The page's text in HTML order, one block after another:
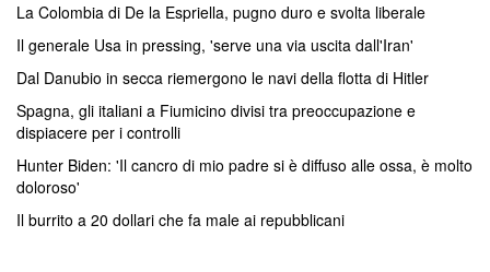
La Colombia di De la Espriella, pugno duro e svolta liberale
Il generale Usa in pressing, 'serve una via uscita dall'Iran'
Dal Danubio in secca riemergono le navi della flotta di Hitler
Spagna, gli italiani a Fiumicino divisi tra preoccupazione e
dispiacere per i controlli
Hunter Biden: 'Il cancro di mio padre si è diffuso alle ossa, è molto
doloroso'
Il burrito a 20 dollari che fa male ai repubblicani